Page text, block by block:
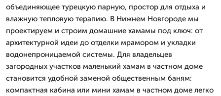
объединяющее турецкую парную, простор для отдыха и
влажную тепловую терапию. В Нижнем Новгороде мы
проектируем и строим домашние хамамы под ключ: от
архитектурной идеи до отделки мрамором и укладки
водонепроницаемой системы. Для владельцев
загородных участков маленький хамам в частном доме
становится удобной заменой общественным баням:
компактная кабина или мини хамам в частном доме легко